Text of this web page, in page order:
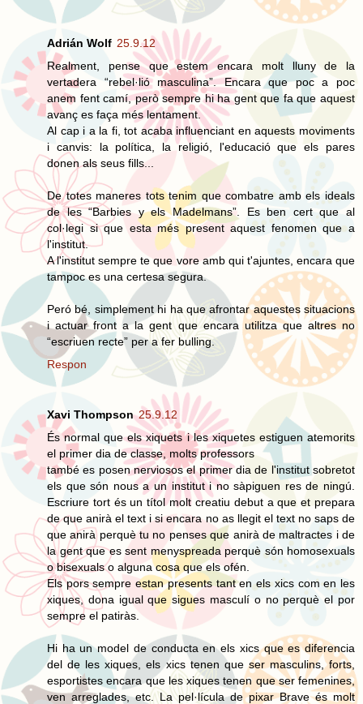
Adrián Wolf 25.9.12
Realment, pense que estem encara molt lluny de la
vertadera “rebel·lió masculina”. Encara que poc a poc
anem fent camí, però sempre hi ha gent que fa que aquest
avanç es faça més lentament.
Al cap i a la fi, tot acaba influenciant en aquests moviments
i canvis: la política, la religió, l'educació que els pares
donen als seus fills...
De totes maneres tots tenim que combatre amb els ideals
de les “Barbies y els Madelmans”. Es ben cert que al
col·legi si que esta més present aquest fenomen que a
l'institut.
A l'institut sempre te que vore amb qui t'ajuntes, encara que
tampoc es una certesa segura.
Peró bé, simplement hi ha que afrontar aquestes situacions
i actuar front a la gent que encara utilitza que altres no
“escriuen recte” per a fer bulling.
Respon
Xavi Thompson 25.9.12
És normal que els xiquets i les xiquetes estiguen atemorits
el primer dia de classe, molts professors
també es posen nerviosos el primer dia de l'institut sobretot
els que són nous a un institut i no sàpiguen res de ningú.
Escriure tort és un títol molt creatiu debut a que et prepara
de que anirà el text i si encara no as llegit el text no saps de
que anirà perquè tu no penses que anirà de maltractes i de
la gent que es sent menyspreada perquè són homosexuals
o bisexuals o alguna cosa que els ofén.
Els pors sempre estan presents tant en els xics com en les
xiques, dona igual que sigues masculí o no perquè el por
sempre el patiràs.
Hi ha un model de conducta en els xics que es diferencia
del de les xiques, els xics tenen que ser masculins, forts,
esportistes encara que les xiques tenen que ser femenines,
ven arreglades, etc. La pel·lícula de pixar Brave és molt